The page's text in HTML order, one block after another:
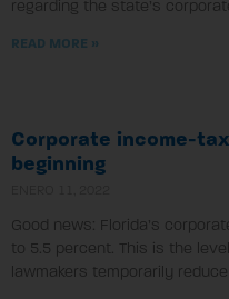
regarding the state’s
READ MORE »
Corporate income-
beginning
Good news: Florida’s
to 5.5 percent. This is the
lawmakers temporarily